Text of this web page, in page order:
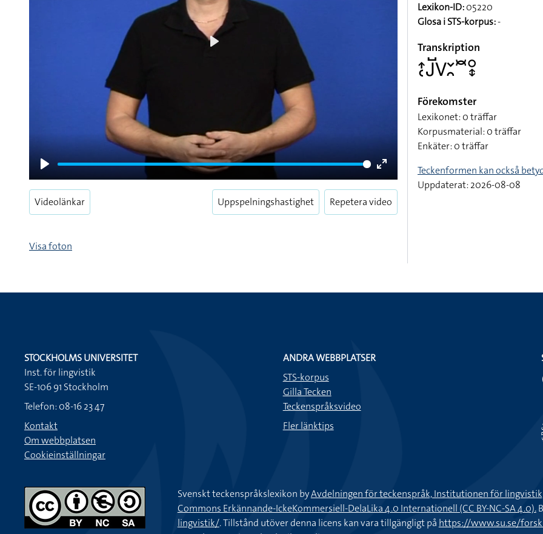
Play
Enter
fullscreen
Videolänkar Uppspelningshastighet Repetera video
Visa foton
Lexikon-ID:05220
Glosa i STS-korpus:-
Transkription
􌤴􌥗􌤢􌤹􌤭􌥖􌥘􌥫􌥰􌦋
Förekomster
Lexikonet: 0 träffar
Korpusmaterial: 0 träffar
Enkäter: 0 träffar
Teckenformen kan också
Uppdaterat: 2026-08-08
STOCKHOLMS UNIVERSITET
Inst. för lingvistik
SE-106 91 Stockholm
Telefon: 08-16 23 47
Kontakt
Om webbplatsen
Cookieinställningar
ANDRA WEBBPLATSER
STS-korpus
Gilla Tecken
Teckenspråksvideo
Fler länktips
Svenskt teckenspråkslexikon byAvdelningen för teckenspråk, Institutionen för
Commons Erkännande-IckeKommersiell-DelaLika 4.0 Internationell (CC BY-NC-SA 4.0).
lingvistik/. Tillstånd utöver denna licens kan vara tillgängligt på https://www.su.se/